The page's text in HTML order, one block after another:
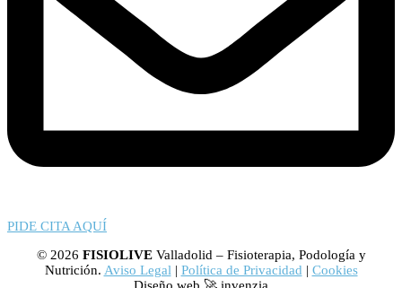
PIDE CITA AQUÍ
© 2026 FISIOLIVEValladolid – Fisioterapia, Podología y
Nutrición. Aviso Legal | Política de Privacidad | Cookies